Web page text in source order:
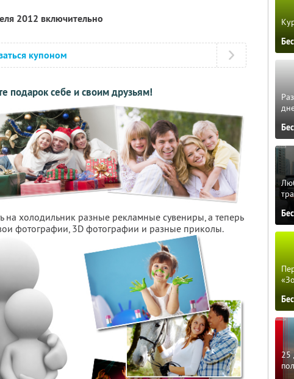
2012 включительно
купоном
подарок себе и своим друзьям!
на холодильник разные рекламные сувениры, а теперь
фотографии, 3D фотографии и разные приколы.
25